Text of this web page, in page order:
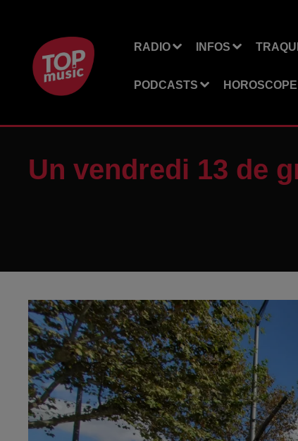
RADIO INFOS
PODCASTS HOROSCOPE
Un vendredi 13 de